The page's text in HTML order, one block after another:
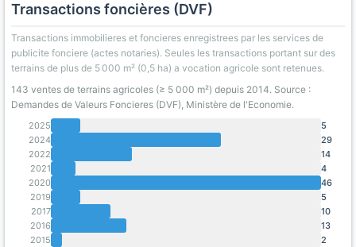
Transactions foncières (DVF)
Transactions immobilieres et foncieres enregistrees par les services de
publicite fonciere (actes notaries). Seules les transactions portant sur des
terrains de plus de 5 000 m² (0,5 ha) a vocation agricole sont retenues.
143 ventes de terrains agricoles (≥ 5 000 m²) depuis 2014. Source :
Demandes de Valeurs Foncieres (DVF), Ministère de l'Economie.
2025
5
2024
29
2022
14
2021
4
2020
46
2019
5
2017
10
2016
13
2015
2